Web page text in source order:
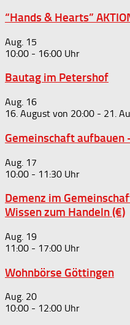
“Hands & Hearts”
Aug. 15
10:00 - 16:00
Bautag im Petershof
Aug. 16
16. August von 20:00 - 21.
Gemeinschaft aufbauen
Aug. 17
10:00 - 11:30
Demenz im
Wissen zum Handeln (€)
Aug. 19
11:00 - 17:00
Wohnbörse Göttingen
Aug. 20
10:00 - 12:00